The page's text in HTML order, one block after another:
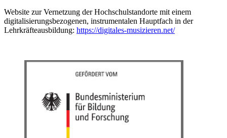
Website zur Vernetzung der Hochschulstandorte mit einem
digitalisierungsbezogenen, instrumentalen Hauptfach in der
Lehrkräfteausbildung: https://digitales-musizieren.net/